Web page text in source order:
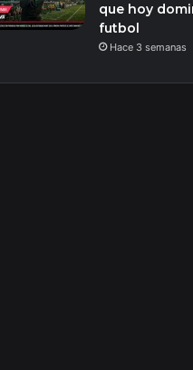
que hoy
futbol
Hace 3 semanas